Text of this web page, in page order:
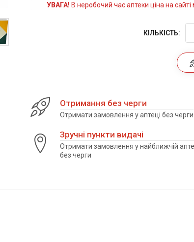
УВАГА! В неробочий час аптеки ціна на
КІЛЬКІСТЬ:
Отримання без черги
Отримати замовлення у аптеці без черги
Зручні пункти видачі
Отримати замовлення у найближчій
без черги